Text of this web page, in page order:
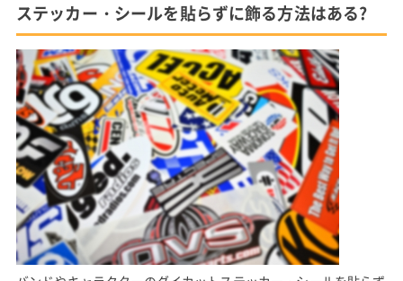
ステッカー・シールを貼らずに飾る方法はある?